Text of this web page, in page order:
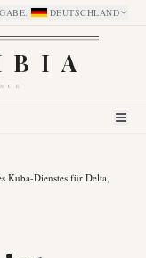
: DEUTSCHLAND
Kuba-Dienstes für Delta,